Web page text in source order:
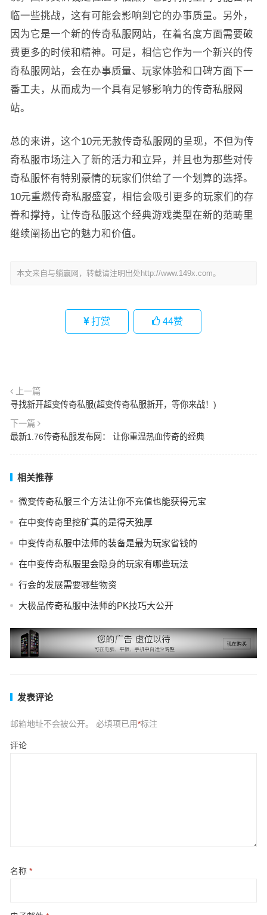
临一些挑战，这有可能会影响到它的办事质量。另外，
因为它是一个新的传奇私服网站，在着名度方面需要破
费更多的时候和精神。可是，相信它作为一个新兴的传
奇私服网站，会在办事质量、玩家体验和口碑方面下一
番工夫，从而成为一个具有足够影响力的传奇私服网
站。
总的来讲，这个10元无赦传奇私服网的呈现，不但为传
奇私服市场注入了新的活力和立异，并且也为那些对传
奇私服怀有特别豪情的玩家们供给了一个划算的选择。
10元重燃传奇私服盛宴，相信会吸引更多的玩家们的存
眷和撑持，让传奇私服这个经典游戏类型在新的范畴里
继续阐扬出它的魅力和价值。
本文来自与躺赢网，转载请注明出处http://www.149x.com。
打赏 44赞
上一篇
寻找新开超变传奇私服(超变传奇私服新开，等你来战！)
下一篇
最新1.76传奇私服发布网： 让你重温热血传奇的经典
相关推荐
微变传奇私服三个方法让你不充值也能获得元宝
在中变传奇里挖矿真的是得天独厚
中变传奇私服中法师的装备是最为玩家省钱的
在中变传奇私服里会隐身的玩家有哪些玩法
行会的发展需要哪些物资
大极品传奇私服中法师的PK技巧大公开
发表评论
邮箱地址不会被公开。 必填项已用*标注
评论
名称 *